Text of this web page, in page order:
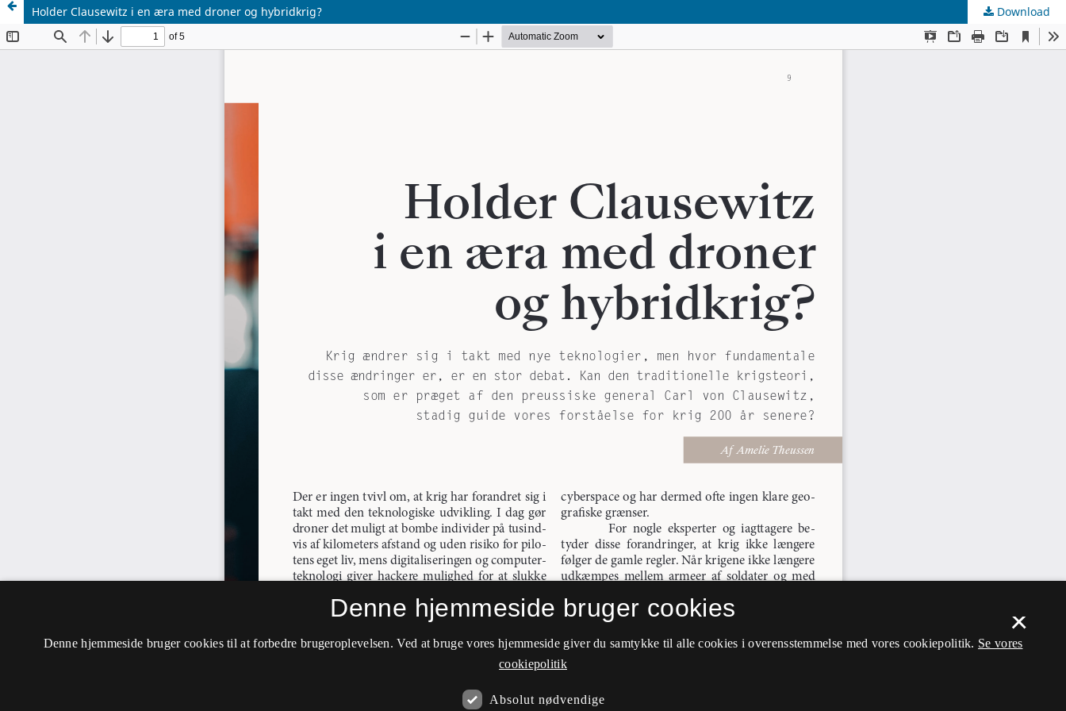
Holder Clausewitz i en æra med droner og hybridkrig? Download
×
Denne hjemmeside bruger cookies
Denne hjemmeside bruger cookies til at forbedre brugeroplevelsen. Ved at bruge vores hjemmeside giver du samtykke til alle cookies i overensstemmelse med vores cookiepolitik. Se vores
cookiepolitik
Absolut nødvendige